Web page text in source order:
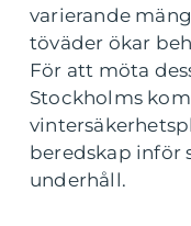
varierande
töväder ökar
För att möta
Stockholms
beredskap inför
underhåll.